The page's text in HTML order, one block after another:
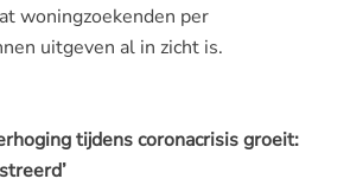
woningzoekenden per
uitgeven al in zicht is.
tijdens coronacrisis groeit: